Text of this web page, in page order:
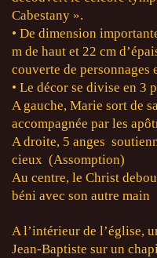
Cabestany ».
• De dimension
m de haut et 22 cm
couverte de personnages
• Le décor se divise en 3
A gauche, Marie sort de
accompagnée par les
A droite, 5 anges
cieux (Assomption)
Au centre, le Christ
béni avec son autre main
A l’intérieur de l’église,
Jean-Baptiste sur un